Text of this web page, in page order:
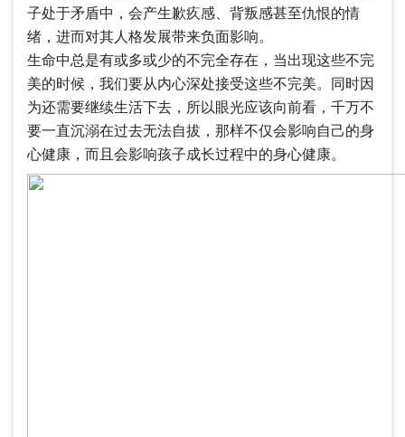
子处于矛盾中，会产生歉疚感、背叛感甚至仇恨的情
绪，进而对其人格发展带来负面影响。
生命中总是有或多或少的不完全存在，当出现这些不完
美的时候，我们要从内心深处接受这些不完美。同时因
为还需要继续生活下去，所以眼光应该向前看，千万不
要一直沉溺在过去无法自拔，那样不仅会影响自己的身
心健康，而且会影响孩子成长过程中的身心健康。